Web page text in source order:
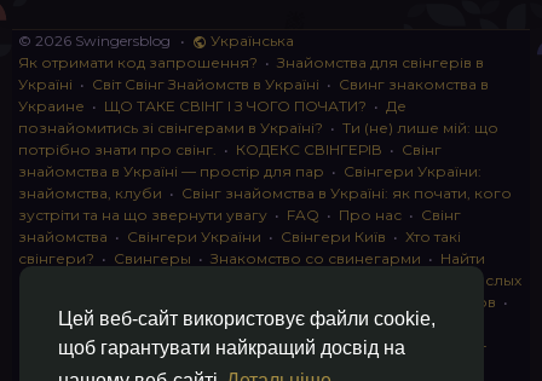
Цей веб-сайт використовує файли cookie,
щоб гарантувати найкращий досвід на
© 2026 Swingersblog •
Українська
Як отримати код запрошення? • Знайомства для свінгерів в
Україні • Світ Свінг Знайомств в Україні • Свинг знакомства в
Украине • ЩО ТАКЕ СВІНГ І З ЧОГО ПОЧАТИ? • Де
познайомитись зі свінгерами в Україні? • Ти (не) лише мій: що
потрібно знати про свінг. • КОДЕКС СВІНГЕРІВ • Свінг
знайомства в Україні — простір для пар • Свінгери України:
знайомства, клуби • Свінг знайомства в Україні: як почати, кого
зустріти та на що звернути увагу • FAQ • Про нас • Свінг
знайомства • Свінгери України • Свінгери Київ • Хто такі
свінгери? • Свингеры • Знакомство со свинегарми • Найти
instagram для взрослых
Клуб свингеров •
Конфіденційність• Правила• Партнерська програма
Свингеры •Свинг-пати•О свингерах откровенно
Свинг-
клуб: что это и как работает